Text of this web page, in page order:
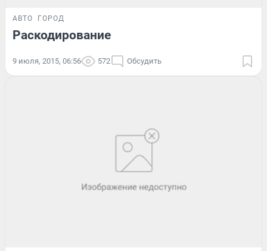
АВТО ГОРОД
Раскодирование
9 июля, 2015, 06:56 572 Обсудить